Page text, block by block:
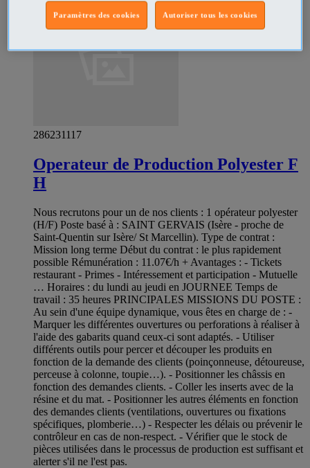
286231117
Operateur de Production Polyester F
H
Nous recrutons pour un de nos clients : 1 opérateur polyester
(H/F) Poste basé à : SAINT GERVAIS (Isère - proche de
Saint-Quentin sur Isère/ St Marcellin). Type de contrat :
Mission long terme Début du contrat : le plus rapidement
possible Rémunération : 11.07€/h + Avantages : - Tickets
restaurant - Primes - Intéressement et participation - Mutuelle
… Horaires : du lundi au jeudi en JOURNEE Temps de
travail : 35 heures PRINCIPALES MISSIONS DU POSTE :
Au sein d'une équipe dynamique, vous êtes en charge de : -
Marquer les différentes ouvertures ou perforations à réaliser à
l'aide des gabarits quand ceux-ci sont adaptés. - Utiliser
différents outils pour percer et découper les produits en
fonction de la demande des clients (poinçonneuse, détoureuse,
perceuse à colonne, toupie…). - Positionner les châssis en
fonction des demandes clients. - Coller les inserts avec de la
résine et du mat. - Positionner les autres éléments en fonction
des demandes clients (ventilations, ouvertures ou fixations
spécifiques, plomberie…) - Respecter les délais ou prévenir le
contrôleur en cas de non-respect. - Vérifier que le stock de
pièces utilisées dans le processus de production est suffisant et
alerter s'il ne l'est pas.
Autoriser tous les cookies
Paramètres des cookies